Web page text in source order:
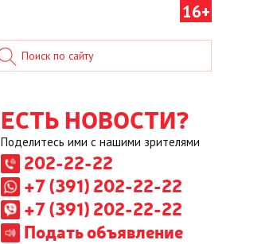
16+
ЕСТЬ НОВОСТИ?
Поделитесь ими с нашими зрителями
202-22-22
+7 (391) 202-22-22
+7 (391) 202-22-22
Подать объявление